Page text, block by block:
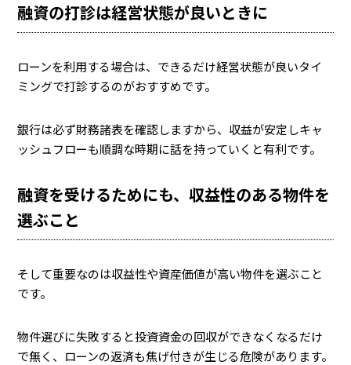
融資の打診は経営状態が良いときに
ローンを利用する場合は、できるだけ経営状態が良いタイ
ミングで打診するのがおすすめです。
銀行は必ず財務諸表を確認しますから、収益が安定しキャ
ッシュフローも順調な時期に話を持っていくと有利です。
融資を受けるためにも、収益性のある物件を
選ぶこと
そして重要なのは収益性や資産価値が高い物件を選ぶこと
です。
物件選びに失敗すると投資資金の回収ができなくなるだけ
で無く、ローンの返済も焦げ付きが生じる危険があります。